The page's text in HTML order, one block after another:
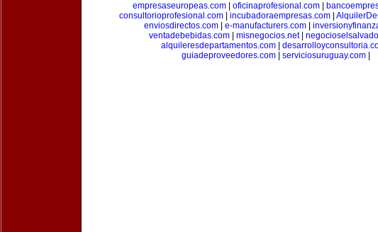
empresaseuropeas.com
oficinaprofesional.com
consultorioprofesional.com
incubadoraempresas.com
enviosdirectos.com
e-manufacturers.com
ventadebebidas.com| misnegocios.net|
alquileresdepartamentos.com
guiadeproveedores.com
serviciosuruguay.com